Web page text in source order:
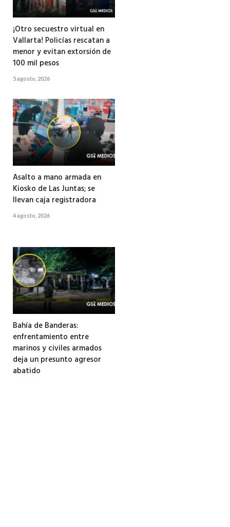
¡Otro secuestro virtual en
Vallarta! Policías rescatan a
menor y evitan extorsión de
100 mil pesos
5 agosto, 2026
Asalto a mano armada en
Kiosko de Las Juntas; se
llevan caja registradora
4 agosto, 2026
Bahía de Banderas:
enfrentamiento entre
marinos y civiles armados
deja un presunto agresor
abatido